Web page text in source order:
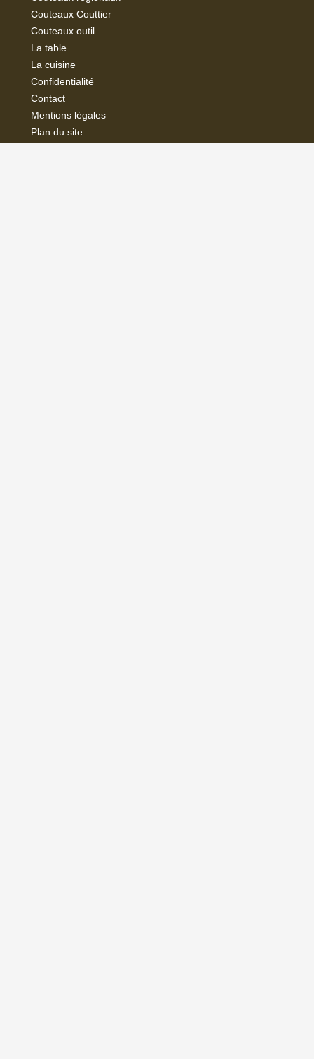
Couteaux Couttier
Couteaux outil
La table
La cuisine
Confidentialité
Contact
Mentions légales
Plan du site